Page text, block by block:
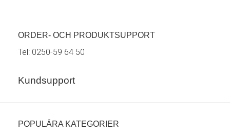
ORDER- OCH PRODUKTSUPPORT
Tel: 0250-59 64 50
Kundsupport
POPULÄRA KATEGORIER